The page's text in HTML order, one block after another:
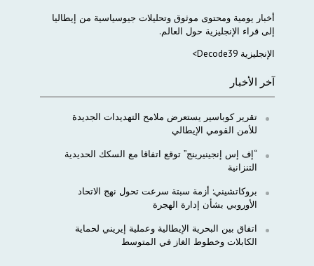
أخبار يومية ومحتوى موثوق وتحليلات جيوسياسية من إيطاليا
إلى قراء الإنجليزية حول العالم.
الإنجليزية Decode39>
آخر الأخبار
تقرير كوباسير يستعرض ملامح التهديدات الجديدة
للأمن القومي الإيطالي
“إف إس إنجينيرينج” توقع اتفاقا مع السكك الحديدية
التنزانية
بروكاتشيني: أزمة سبتة سرعت تحول نهج الاتحاد
الأوروبي بشأن إدارة الهجرة
اتفاق بين البحرية الإيطالية وعملية إيريني لحماية
الكابلات وخطوط الغاز في المتوسط